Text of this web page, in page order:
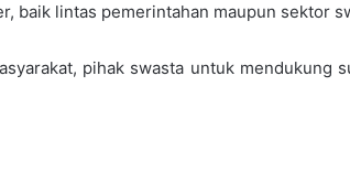
baik lintas pemerintahan maupun sektor
pihak swasta untuk mendukung